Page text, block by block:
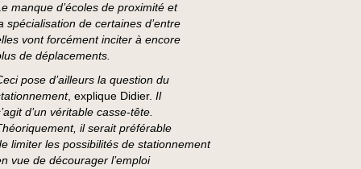
manque d’écoles de proximité et
spécialisation de certaines d’entre
vont forcément inciter à encore
de déplacements.
pose d’ailleurs la question du
, explique Didier. Il
d’un véritable casse-tête.
il serait préférable
limiter les possibilités de stationnement
vue de décourager l’emploi